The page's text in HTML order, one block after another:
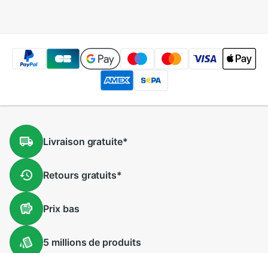
Livraison gratuite*
Retours gratuits*
Prix bas
5 millions de produits